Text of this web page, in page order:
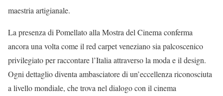
maestria artigianale.
La presenza di Pomellato alla Mostra del Cinema conferma
ancora una volta come il red carpet veneziano sia palcoscenico
privilegiato per raccontare l’Italia attraverso la moda e il design.
Ogni dettaglio diventa ambasciatore di un’eccellenza riconosciuta
a livello mondiale, che trova nel dialogo con il cinema